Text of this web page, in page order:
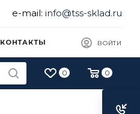
e-mail: info@tss-sklad.ru
КОНТАКТЫ ВОЙТИ
0 0